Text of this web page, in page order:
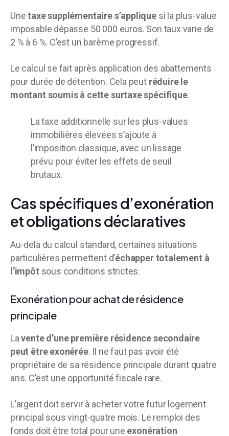
Unetaxe supplémentaire s’appliquesi la plus-value
imposable dépasse 50 000 euros. Son taux varie de
2 % à 6 %. C’est un barème progressif.
Le calcul se fait après application des abattements
pour durée de détention. Cela peut réduire le
montant soumis à cette surtaxe spécifique.
La taxe additionnelle sur les plus-values
immobilières élevées s’ajoute à
l’imposition classique, avec un lissage
prévu pour éviter les effets de seuil
brutaux.
Cas spécifiques d’exonération
et obligations déclaratives
Au-delà du calcul standard, certaines situations
particulières permettent d’échapper totalement à
l’impôt sous conditions strictes.
Exonération pour achat de résidence
principale
Lavente d’une première résidence secondaire
peut être exonérée. Il ne faut pas avoir été
propriétaire de sa résidence principale durant quatre
ans. C’est une opportunité fiscale rare.
L’argent doit servir à acheter votre futur logement
principal sous vingt-quatre mois. Le remploi des
fonds doit être total pour une exonération